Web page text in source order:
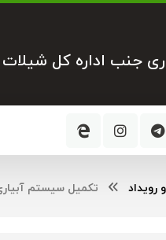
جنب اداره کل شیلات
رویداد تکمیل سیستم